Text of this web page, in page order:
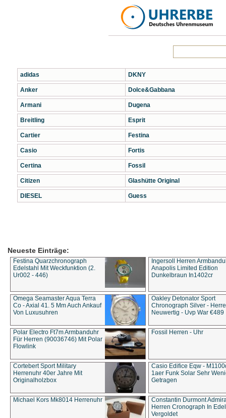
adidas
Anker
Armani
Breitling
Cartier
Casio
Certina
Citizen
DIESEL
DKNY
Dolce&Gabbana
Dugena
Esprit
Festina
Fortis
Fossil
Glashütte Original
Guess
Neueste Einträge:
Festina Quarzchronograph
Edelstahl Mit Weckfunktion (2.
Ur002 - 446)
Ingersoll Herren
Anapolis Limited Edition
Dunkelbraun In1402cr
Omega Seamaster Aqua Terra
Co - Axial 41. 5 Mm Auch Ankauf
Von Luxusuhren
Oakley Detonator Sport
Chronograph Silver -
Neuwertig - Uvp War €489
Polar Electro Ft7m Armbanduhr
Für Herren (90036746) Mit Polar
Flowlink
Fossil Herren - Uhr
Cortebert Sport Military
Herrenuhr 40er Jahre Mit
Originalholzbox
Casio Edifice Eqw -
1aer Funk Solar Sehr
Getragen
Michael Kors Mk8014 Herrenuhr
Constantin Durmont
Herren Cronograph In
Vergoldet